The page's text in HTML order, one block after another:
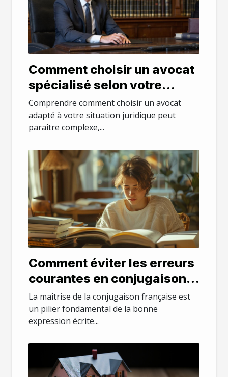
Comment choisir un avocat
spécialisé selon votre
besoin juridique
Comprendre comment choisir un avocat
adapté à votre situation juridique peut
paraître complexe,...
Comment éviter les erreurs
courantes en conjugaison
française
La maîtrise de la conjugaison française est
un pilier fondamental de la bonne
expression écrite...